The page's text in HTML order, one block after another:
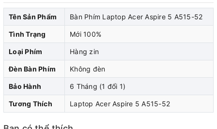
Bàn phím laptop Acer là một phần quan trọng được trang
bị trên máy tính xách tay laptop Acer. Sau một thời gian
sử dụng, bàn phím có thể trở nên không hoạt động hoặc
Tên Sản Phẩm Bàn Phím Laptop Acer Aspire 5 A515-52
Tình Trạng Mới 100%
Loại Phím Hàng zin
Đèn Bàn Phím Không đèn
Bảo Hành 6 Tháng (1 đổi 1)
Tương Thích Laptop Acer Aspire 5 A515-52